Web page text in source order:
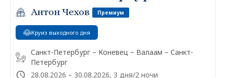
Антон Чехов Премиум
Круиз выходного дня
Санкт-Петербург – Коневец – Валаам – Санкт-
Петербург
28.08.2026 – 30.08.2026, 3 дня/2 ночи